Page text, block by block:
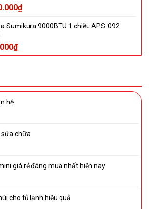
₫
Sumikura 9000BTU 1 chiều APS-092
₫
hệ
sửa chữa
giá rẻ đáng mua nhất hiện nay
cho tủ lạnh hiệu quả